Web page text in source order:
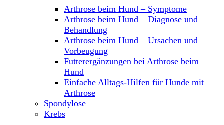
Arthrose beim Hund – Symptome
Arthrose beim Hund – Diagnose und
Behandlung
Arthrose beim Hund – Ursachen und
Vorbeugung
Futterergänzungen bei Arthrose beim
Hund
Einfache Alltags-Hilfen für Hunde mit
Arthrose
Spondylose
Krebs